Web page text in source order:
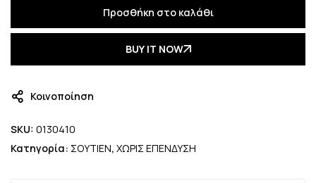
Προσθήκη στο καλάθι
BUY IT NOW
Κοινοποίηση
SKU: 0130410
Κατηγορία: ΣΟΥΤΙΕΝ, ΧΩΡΙΣ ΕΠΕΝΔΥΣΗ